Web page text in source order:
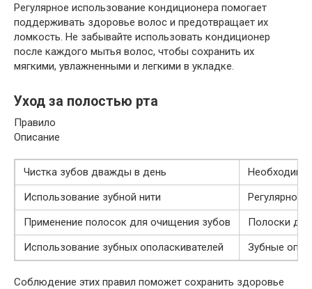
Регулярное использование кондиционера помогает
поддерживать здоровье волос и предотвращает их
ломкость. Не забывайте использовать кондиционер
после каждого мытья волос, чтобы сохранить их
мягкими, увлажненными и легкими в укладке.
Уход за полостью рта
Правило
Описание
Чистка зубов дважды в день
Необходимо
Использование зубной нити
Регулярное
Применение полосок для очищения зубов
Полоски
Использование зубных ополаскивателей
Зубные
Соблюдение этих правил поможет сохранить здоровье